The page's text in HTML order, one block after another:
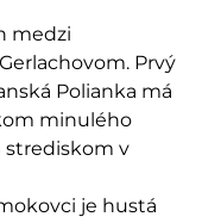
medzi
Prvý
Polianka má
minulého
strediskom v
je hustá